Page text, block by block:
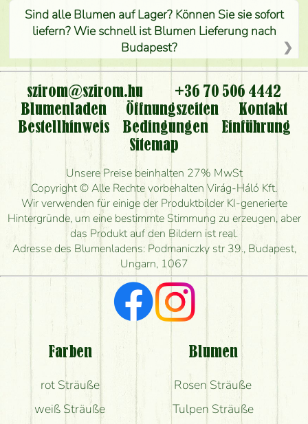
Sind alle Blumen auf Lager? Können Sie sie sofort
liefern? Wie schnell ist Blumen Lieferung nach
Budapest?
Ist der Blumenladen non stop geöffnet?
Kann ich den bestellten Blumenstrauß persönlich
nehmen oder nur per Blumenversand?
Ist eine Bestellung für ländliche Gebiete möglich?
Wie lange kann ich heute Blumen mit Lieferung
bestellen?
Wie schnell können Sie den Blumenstrauß
herstellen und wann können Sie ihn frühestens
liefern?
Ich suche rote Rosen, hast du welche?
Welche Rückmeldungen bekomme ich zum
Bekomme ich wirklich, was auf dem Bild zu sehen
szirom@szirom.hu
+36 70 506 4442
Blumenladen
Öffnungszeiten
Kontakt
Bestellhinweis
Bedingungen
Einführung
Sitemap
Unsere Preise beinhalten 27% MwSt
Copyright © Alle Rechte vorbehalten Virág-Háló Kft.
Wir verwenden für einige der Produktbilder KI-generierte
Hintergründe, um eine bestimmte Stimmung zu erzeugen, aber
das Produkt auf den Bildern ist real.
Adresse des Blumenladens: Podmaniczky str 39., Budapest,
Ungarn, 1067
Farben
rot Sträuße
weiß Sträuße
Blumen
Rosen Sträuße
Tulpen Sträuße